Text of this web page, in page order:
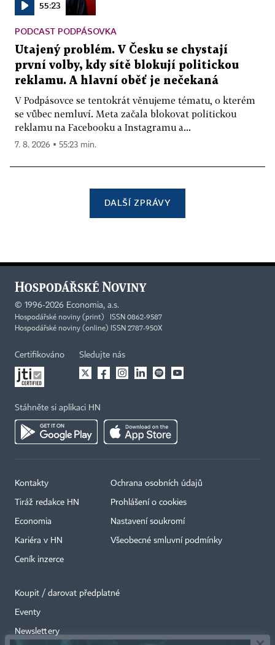
55:23
PODCAST PODPÁSOVKA
Utajený problém. V Česku se chystají
první volby, kdy sítě blokují politickou
reklamu. A hlavní oběť je nečekaná
V Podpásovce se tentokrát věnujeme tématu, o kterém
se vůbec nemluví. Meta začala blokovat politickou
reklamu na Facebooku a Instagramu a...
7. 8. 2026 ▪ 55:23 min.
DALŠÍ ZPRÁVY
© 1996-2026 Economia, a.s.
Hospodářské noviny (print) ISSN 0862-9587
Hospodářské noviny (online) ISSN 2787-950X
Certifikováno Sledujte nás
Stáhněte si aplikaci HN
Kontakty
Tiráž redakce HN
Economia
Kariéra v HN
Ceník inzerce
Ochrana osobních údajů
Prohlášení o cookies
Nastavení soukromí
Všeobecné smluvní podmínky
Koupit / darovat předplatné
Eventy
Newslettery